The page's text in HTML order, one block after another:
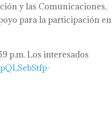
y las Comunicaciones,
para la participación en
p.m. Los interesados